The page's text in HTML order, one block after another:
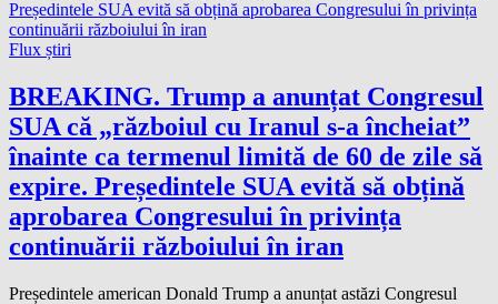
Flux știri
BREAKING. Trump a anunțat Congresul
SUA că „războiul cu Iranul s-a încheiat”
înainte ca termenul limită de 60 de zile să
expire. Președintele SUA evită să obțină
aprobarea Congresului în privința
continuării războiului în iran
Președintele american Donald Trump a anunțat astăzi Congresul